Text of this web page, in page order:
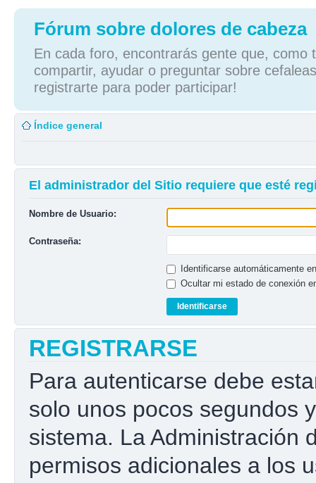
Fórum sobre dolores de cabeza
En cada foro, encontrarás gente que, como
compartir, ayudar o preguntar sobre
registrarte para poder participar!
Índice general
El administrador del Sitio requiere que esté
Nombre de Usuario:
Contraseña:
Identificarse automáticamente
Ocultar mi estado de conexión
REGISTRARSE
Para autenticarse debe
solo unos pocos segundos
sistema. La Administración
permisos adicionales a los